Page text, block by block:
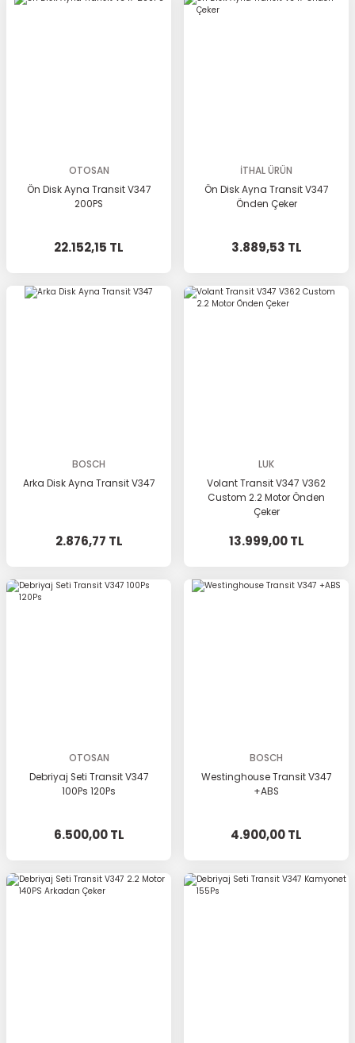
OTOSAN
Ön Disk Ayna Transit V347
200PS
22.152,15 TL
İTHAL ÜRÜN
Ön Disk Ayna Transit V347
Önden Çeker
3.889,53 TL
BOSCH
Arka Disk Ayna Transit V347
2.876,77 TL
LUK
Volant Transit V347 V362
Custom 2.2 Motor Önden
Çeker
13.999,00 TL
OTOSAN
Debriyaj Seti Transit V347
100Ps 120Ps
6.500,00 TL
BOSCH
Westinghouse Transit V347
+ABS
4.900,00 TL